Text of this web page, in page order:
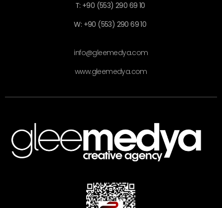
T: +90 (553) 290 69 10
W: +90 (553) 290 69 10
info@gleemedya.com
www.gleemedya.com